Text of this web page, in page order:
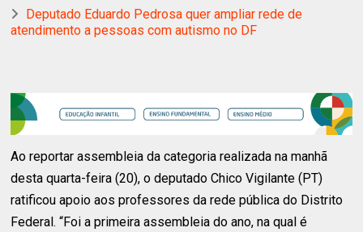
Deputado Eduardo Pedrosa quer ampliar rede de
atendimento a pessoas com autismo no DF
Ao reportar assembleia da categoria realizada na manhã
desta quarta-feira (20), o deputado Chico Vigilante (PT)
ratificou apoio aos professores da rede pública do Distrito
Federal. “Foi a primeira assembleia do ano, na qual é